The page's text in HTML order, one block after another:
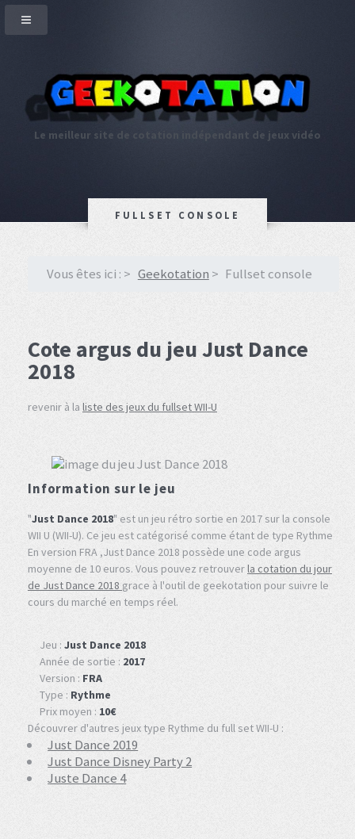
Le meilleur site de cotation indépendant de jeux vidéo
FULLSET CONSOLE
Vous êtes ici : Geekotation Fullset console
Cote argus du jeu Just Dance
2018
revenir à la liste des jeux du fullset WII-U
Information sur le jeu
"Just Dance 2018" est un jeu rétro sortie en 2017 sur la console
WII U (WII-U). Ce jeu est catégorisé comme étant de type Rythme
En version FRA ,Just Dance 2018 possède une code argus
moyenne de 10 euros. Vous pouvez retrouverla cotation du jour
de Just Dance 2018 grace à l'outil de geekotation pour suivre le
cours du marché en temps réel.
Jeu : Just Dance 2018
Année de sortie : 2017
Version : FRA
Type : Rythme
Prix moyen : 10€
Découvrer d'autres jeux type Rythme du full set WII-U :
Just Dance 2019
Just Dance Disney Party 2
Juste Dance 4